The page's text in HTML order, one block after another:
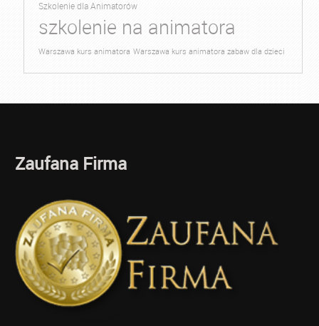
Szkolenie dla Animatorów
szkolenie na animatora
Warszawa kurs animatora Warszawa kurs animatora zabaw dla dzieci
Zaufana Firma